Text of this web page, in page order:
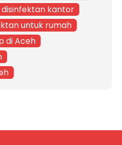
kantor
untuk rumah
di Aceh